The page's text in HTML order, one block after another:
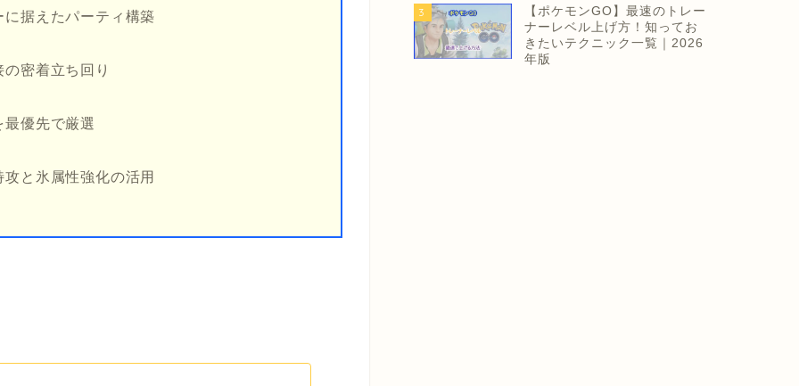
据えたパーティ構築
密着立ち回り
優先で厳選
と氷属性強化の活用
3
【ポケモンGO】最速のトレー
ナーレベル上げ方！知ってお
きたいテクニック一覧｜2026
年版